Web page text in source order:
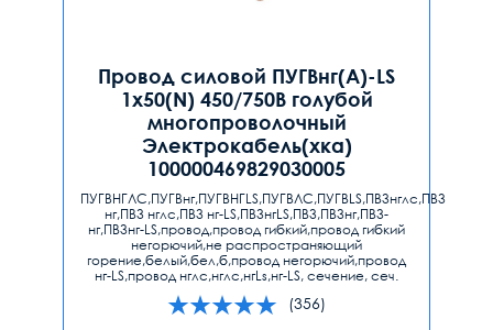
Провод силовой ПУГВнг(А)-LS
1х50(N) 450/750В голубой
многопроволочный
Электрокабель(хка)
100000469829030005
ПУГВНГЛС,ПУГВнг,ПУГВНГLS,ПУГВЛС,ПУГВLS,ПВ3нглс,ПВ3
нг,ПВ3 нглс,ПВ3 нг-LS,ПВ3нгLS,ПВ3,ПВ3нг,ПВ3-
нг,ПВ3нг-LS,провод,провод гибкий,провод гибкий
негорючий,не распространяющий
горение,белый,бел,б,провод негорючий,провод
нг-LS,провод нглс,нглс,нгLs,нг-LS, сечение, сеч.
(356)